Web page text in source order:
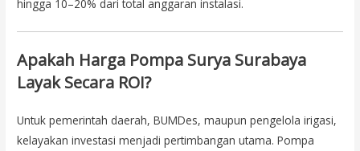
hingga 10–20% dari total anggaran instalasi.
Apakah Harga Pompa Surya Surabaya
Layak Secara ROI?
Untuk pemerintah daerah, BUMDes, maupun pengelola irigasi,
kelayakan investasi menjadi pertimbangan utama. Pompa